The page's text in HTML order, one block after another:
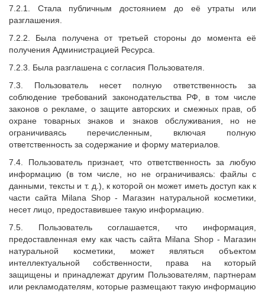
7.2.1. Стала публичным достоянием до её утраты или
разглашения.
7.2.2. Была получена от третьей стороны до момента её
получения Администрацией Ресурса.
7.2.3. Была разглашена с согласия Пользователя.
7.3. Пользователь несет полную ответственность за
соблюдение требований законодательства РФ, в том числе
законов о рекламе, о защите авторских и смежных прав, об
охране товарных знаков и знаков обслуживания, но не
ограничиваясь перечисленным, включая полную
ответственность за содержание и форму материалов.
7.4. Пользователь признает, что ответственность за любую
информацию (в том числе, но не ограничиваясь: файлы с
данными, тексты и т. д.), к которой он может иметь доступ как к
части сайта Milana Shop- Магазин натуральной косметики,
несет лицо, предоставившее такую информацию.
7.5. Пользователь соглашается, что информация,
предоставленная ему как часть сайта Milana Shop - Магазин
натуральной косметики, может являться объектом
интеллектуальной собственности, права на который
защищены и принадлежат другим Пользователям, партнерам
или рекламодателям, которые размещают такую информацию